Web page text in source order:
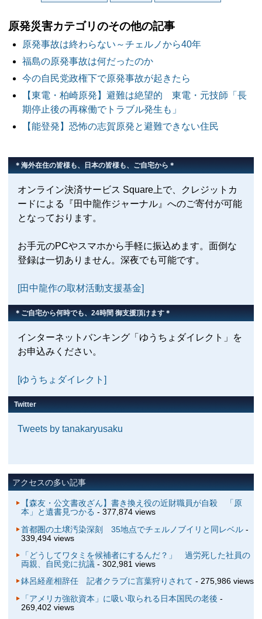
原発災害カテゴリのその他の記事
原発事故は終わらない～チェルノから40年
福島の原発事故は何だったのか
今の自民党政権下で原発事故が起きたら
【東電・柏崎原発】避難は絶望的 東電・元技師「長
期停止後の再稼働でトラブル発生も」
【能登発】恐怖の志賀原発と避難できない住民
＊海外在住の皆様も、日本の皆様も、ご自宅から＊
オンライン決済サービス Square上で、クレジットカ
ードによる『田中龍作ジャーナル』へのご寄付が可能
となっております。
お手元のPCやスマホから手軽に振込めます。面倒な
登録は一切ありません。深夜でも可能です。
[田中龍作の取材活動支援基金]
＊ご自宅から何時でも、24時間 御支援頂けます＊
インターネットバンキング「ゆうちょダイレクト」を
お申込みください。
[ゆうちょダイレクト]
Twitter
Tweets by tanakaryusaku
アクセスの多い記事
【森友・公文書改ざん】書き換え役の近財職員が自殺 「原
本」と遺書見つかる - 377,874 views
首都圏の土壌汚染深刻 35地点でチェルノブイリと同レベル-
339,494 views
「どうしてワタミを候補者にするんだ？」 過労死した社員の
両親、自民党に抗議 - 302,981 views
鉢呂経産相辞任 記者クラブに言葉狩りされて - 275,986 views
「アメリカ強欲資本」に吸い取られる日本国民の老後 -
269,402 views